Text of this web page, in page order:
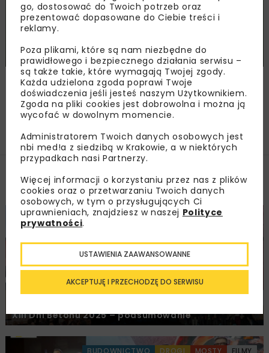
XII Konferencja „Dni Betonu”
Wisła 09-11 października 2023
Załaduj więcej...
Filmy
BUDOWNICTWO DROGI KOLEJ
XIII Dni Betonu 2025 – podsumowanie
go, dostosować do Twoich potrzeb oraz
prezentować dopasowane do Ciebie treści i
reklamy.
Poza plikami, które są nam niezbędne do
prawidłowego i bezpiecznego działania serwisu –
są także takie, które wymagają Twojej zgody.
Każda udzielona zgoda poprawi Twoje
doświadczenia jeśli jesteś naszym Użytkownikiem.
Zgoda na pliki cookies jest dobrowolna i można ją
wycofać w dowolnym momencie.
Administratorem Twoich danych osobowych jest
nbi med!a z siedzibą w Krakowie, a w niektórych
przypadkach nasi Partnerzy.
Więcej informacji o korzystaniu przez nas z plików
cookies oraz o przetwarzaniu Twoich danych
osobowych, w tym o przysługujących Ci
uprawnieniach, znajdziesz w naszej Polityce
prywatności.
AKCEPTUJĘ I PRZECHODZĘ DO SERWISU
USTAWIENIA ZAAWANSOWANNE